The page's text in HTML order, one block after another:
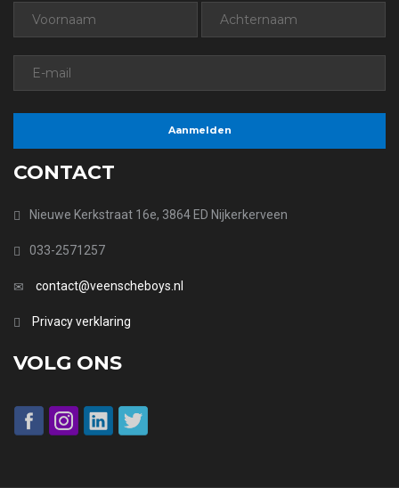
CONTACT
Nieuwe Kerkstraat 16e, 3864 ED Nijkerkerveen
033-2571257
contact@veenscheboys.nl
Privacy verklaring
VOLG ONS